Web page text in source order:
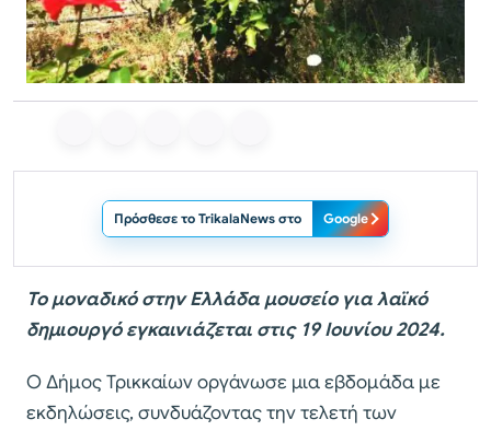
Πρόσθεσε το TrikalaNews στο Google
Το μοναδικό στην Ελλάδα μουσείο για λαϊκό
δημιουργό εγκαινιάζεται στις 19 Ιουνίου 2024.
Ο Δήμος Τρικκαίων οργάνωσε μια εβδομάδα με
εκδηλώσεις, συνδυάζοντας την τελετή των